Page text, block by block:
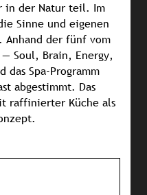
in der Natur teil. Im
Sinne und eigenen
Anhand der fünf vom
Soul, Brain, Energy,
das Spa-Programm
abgestimmt. Das
raffinierter Küche als